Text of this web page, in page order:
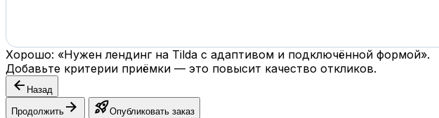
Хорошо: «Нужен лендинг на Tilda с адаптивом и подключённой формой».
Добавьте критерии приёмки — это повысит качество откликов.
arrow_back Назад
Продолжить arrow_forward rocket_launchОпубликовать заказ